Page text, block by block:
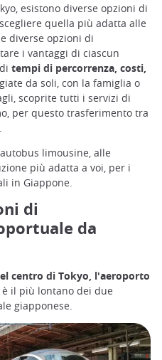
esistono diverse opzioni di
quella più adatta alle
diverse opzioni di
i vantaggi di ciascun
tempi di percorrenza, costi,
da soli, con la famiglia o
scoprite tutti i servizi di
per questo trasferimento tra
limousine, alle
più adatta a voi, per i
in Giappone.
di
da
centro di Tokyo, l'aeroporto
è il più lontano dei due
giapponese.